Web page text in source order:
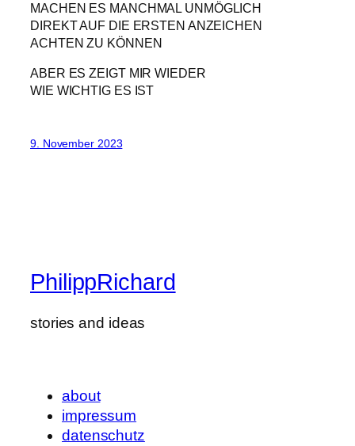
MACHEN ES MANCHMAL UNMÖGLICH
DIREKT AUF DIE ERSTEN ANZEICHEN
ACHTEN ZU KÖNNEN
ABER ES ZEIGT MIR WIEDER
WIE WICHTIG ES IST
9. November 2023
PhilippRichard
stories and ideas
about
impressum
datenschutz